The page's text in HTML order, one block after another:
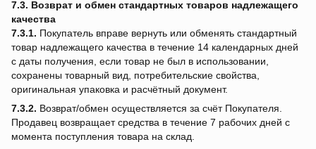
7.3. Возврат и обмен стандартных товаров надлежащего
качества
7.3.1. Покупатель вправе вернуть или обменять стандартный
товар надлежащего качества в течение 14 календарных дней
с даты получения, если товар не был в использовании,
сохранены товарный вид, потребительские свойства,
оригинальная упаковка и расчётный документ.
7.3.2. Возврат/обмен осуществляется за счёт Покупателя.
Продавец возвращает средства в течение 7 рабочих дней с
момента поступления товара на склад.